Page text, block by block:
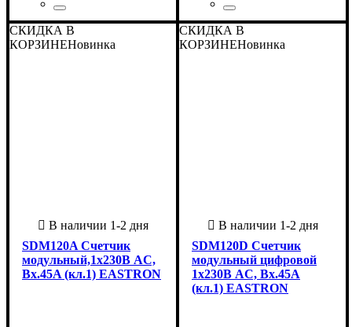
Страна-производитель:
Китай
Серия: IB1 Страна-производитель:
Китай
Серия: SDM
СКИДКА В
КОРЗИНЕНовинка
SDM120A Счетчик
модульный,1x230В AC,
Вх.45A (кл.1) EASTRON
СКИДКА В
КОРЗИНЕНовинка
SDM120D Счетчик
модульный цифровой
1x230В AC, Вх.45A
(кл.1) EASTRON